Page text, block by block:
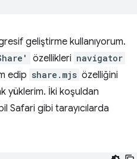
geliştirme kullanıyorum.
özellikleri navigator
edip share.mjs özelliğini
yüklerim. İki koşuldan
Safari gibi tarayıcılarda